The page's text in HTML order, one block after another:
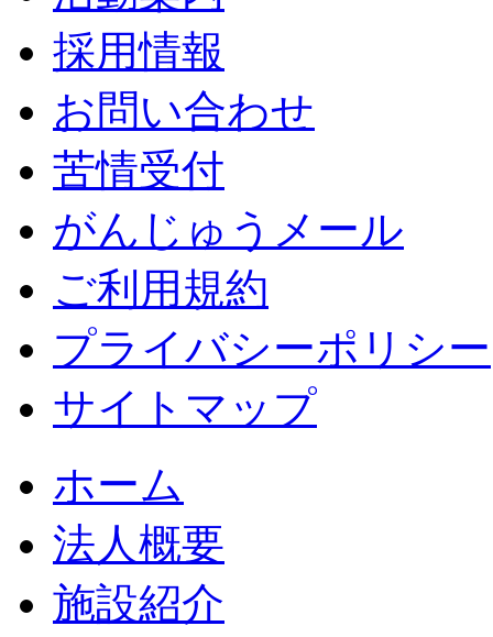
採用情報
お問い合わせ
苦情受付
がんじゅうメール
ご利用規約
プライバシーポリシー
サイトマップ
ホーム
法人概要
施設紹介